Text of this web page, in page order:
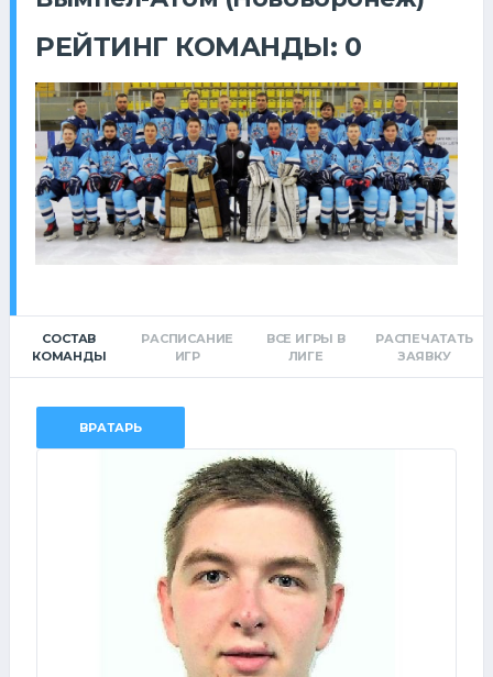
РЕЙТИНГ КОМАНДЫ: 0
СОСТАВ
КОМАНДЫ
РАСПИСАНИЕ
ИГР
ВСЕ ИГРЫ В
ЛИГЕ
РАСПЕЧАТАТЬ
ЗАЯВКУ
ВРАТАРЬ